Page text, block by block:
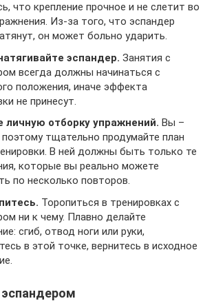
что крепление прочное и не слетит во
Из-за того, что эспандер
он может больно ударить.
эспандер. Занятия с
всегда должны начинаться с
положения, иначе эффекта
не принесут.
личную отборку упражнений. Вы –
поэтому тщательно продумайте план
В ней должны быть только те
которые вы реально можете
по несколько повторов.
Торопиться в тренировках с
ни к чему. Плавно делайте
сгиб, отвод ноги или руки,
в этой точке, вернитесь в исходное